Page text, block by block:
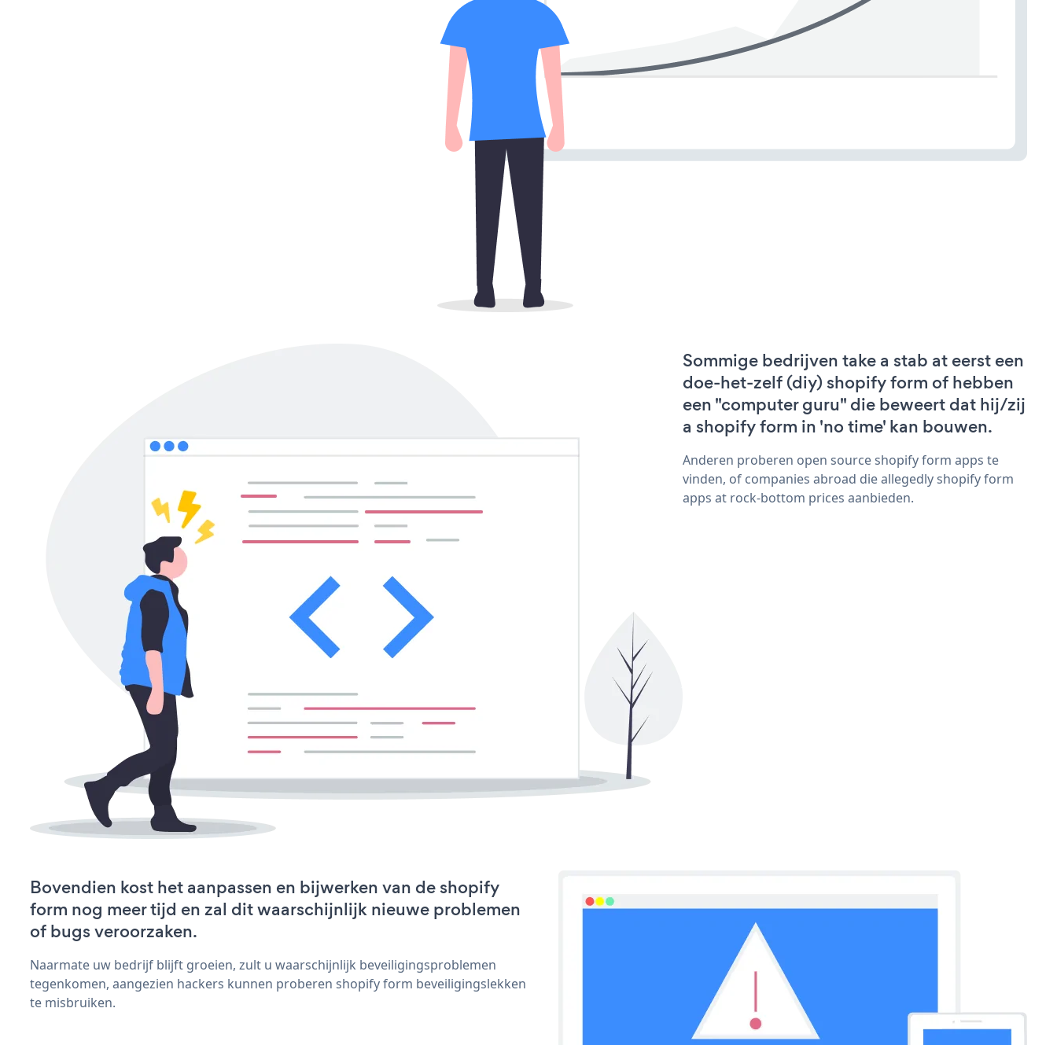
Sommige bedrijven take a stab at eerst een
doe-het-zelf (diy) shopify form of hebben
een "computer guru" die beweert dat hij/zij
a shopify form in 'no time' kan bouwen.
Anderen proberen open source shopify form apps te
vinden, of companies abroad die allegedly shopify form
apps at rock-bottom prices aanbieden.
Bovendien kost het aanpassen en bijwerken van de shopify
form nog meer tijd en zal dit waarschijnlijk nieuwe problemen
of bugs veroorzaken.
Naarmate uw bedrijf blijft groeien, zult u waarschijnlijk beveiligingsproblemen
tegenkomen, aangezien hackers kunnen proberen shopify form beveiligingslekken
te misbruiken.